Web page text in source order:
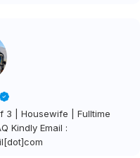
3 | Housewife | Fulltime
Kindly Email :